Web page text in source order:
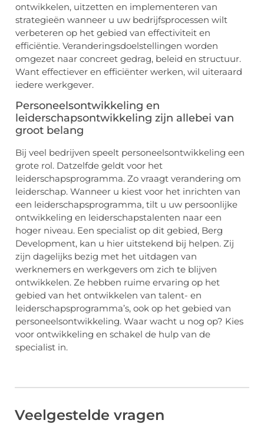
ontwikkelen, uitzetten en implementeren van
strategieën wanneer u uw bedrijfsprocessen wilt
verbeteren op het gebied van effectiviteit en
efficiëntie. Veranderingsdoelstellingen worden
omgezet naar concreet gedrag, beleid en structuur.
Want effectiever en efficiënter werken, wil uiteraard
iedere werkgever.
Personeelsontwikkeling en
leiderschapsontwikkeling zijn allebei van
groot belang
Bij veel bedrijven speelt personeelsontwikkeling een
grote rol. Datzelfde geldt voor het
leiderschapsprogramma. Zo vraagt verandering om
leiderschap. Wanneer u kiest voor het inrichten van
een leiderschapsprogramma, tilt u uw persoonlijke
ontwikkeling en leiderschapstalenten naar een
hoger niveau. Een specialist op dit gebied, Berg
Development, kan u hier uitstekend bij helpen. Zij
zijn dagelijks bezig met het uitdagen van
werknemers en werkgevers om zich te blijven
ontwikkelen. Ze hebben ruime ervaring op het
gebied van het ontwikkelen van talent- en
leiderschapsprogramma’s, ook op het gebied van
personeelsontwikkeling. Waar wacht u nog op? Kies
voor ontwikkeling en schakel de hulp van de
specialist in.
Veelgestelde vragen